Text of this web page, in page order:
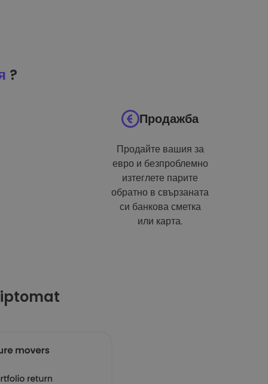
?
Продажба
Продайте вашия за
евро и безпроблемно
изтеглете парите
обратно в свързаната
си банкова сметка
или карта.